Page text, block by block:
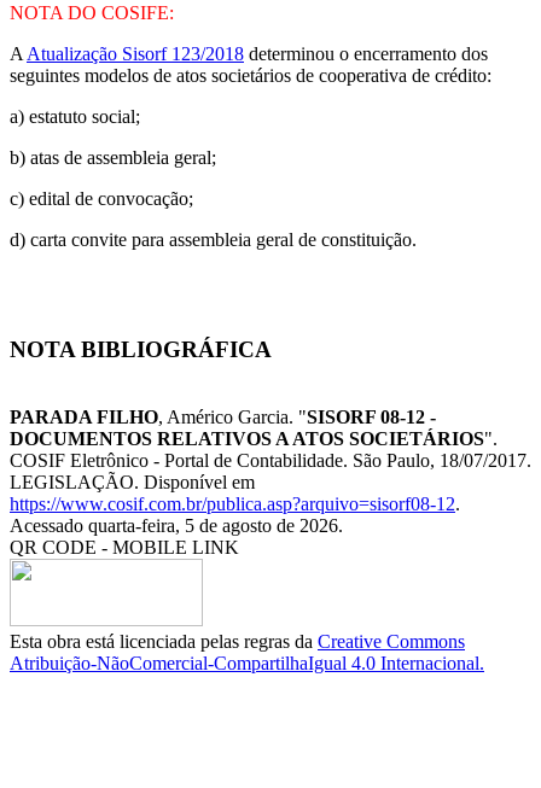
NOTA DO COSIFE:
A Atualização Sisorf 123/2018 determinou o encerramento dos
seguintes modelos de atos societários de cooperativa de crédito:
a) estatuto social;
b) atas de assembleia geral;
c) edital de convocação;
d) carta convite para assembleia geral de constituição.
NOTA BIBLIOGRÁFICA
PARADA FILHO, Américo Garcia. "SISORF 08-12 -
DOCUMENTOS RELATIVOS A ATOS SOCIETÁRIOS".
COSIF Eletrônico - Portal de Contabilidade. São Paulo, 18/07/2017.
LEGISLAÇÃO. Disponível em
https://www.cosif.com.br/publica.asp?arquivo=sisorf08-12.
Acessado quarta-feira, 5 de agosto de 2026.
QR CODE - MOBILE LINK
Esta obra está licenciada pelas regras da Creative Commons
Atribuição-NãoComercial-CompartilhaIgual 4.0 Internacional.